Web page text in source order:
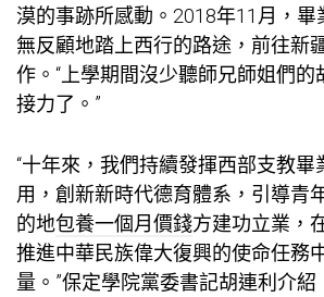
漠的事跡所感動。2018年11月，畢
無反顧地踏上西行的路途，前往新
作。“上學期間沒少聽師兄師姐們的
接力了。”
“十年來，我們持續發揮西部支教畢
用，創新新時代德育體系，引導青
的地包養一個月價錢方建功立業，
推進中華民族偉大復興的使命任務
量。”保定學院黨委書記胡連利介紹